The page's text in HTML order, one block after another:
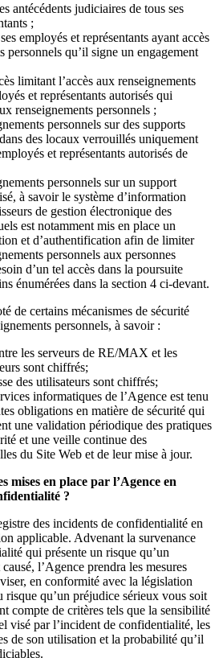
antécédents judiciaires de tous ses
;
employés et représentants ayant accès
personnels qu’il signe un engagement
limitant l’accès aux renseignements
et représentants autorisés qui
renseignements personnels ;
personnels sur des supports
des locaux verrouillés uniquement
et représentants autorisés de
personnels sur un support
à savoir le système d’information
de gestion électronique des
est notamment mis en place un
et d’authentification afin de limiter
personnels aux personnes
d’un tel accès dans la poursuite
énumérées dans la section 4 ci-devant.
de certains mécanismes de sécurité
personnels, à savoir :
les serveurs de RE/MAX et les
sont chiffrés;
des utilisateurs sont chiffrés;
informatiques de l’Agence est tenu
obligations en matière de sécurité qui
une validation périodique des pratiques
et une veille continue des
du Site Web et de leur mise à jour.
mises en place par l’Agence en
?
des incidents de confidentialité en
applicable. Advenant la survenance
qui présente un risque qu’un
l’Agence prendra les mesures
en conformité avec la législation
risque qu’un préjudice sérieux vous soit
compte de critères tels que la sensibilité
visé par l’incident de confidentialité, les
de son utilisation et la probabilité qu’il